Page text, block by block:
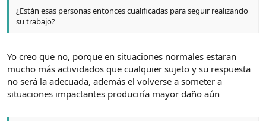
¿Están esas personas entonces cualificadas para seguir realizando
su trabajo?
Yo creo que no, porque en situaciones normales estaran
mucho más actividados que cualquier sujeto y su respuesta
no será la adecuada, además el volverse a someter a
situaciones impactantes produciría mayor daño aún